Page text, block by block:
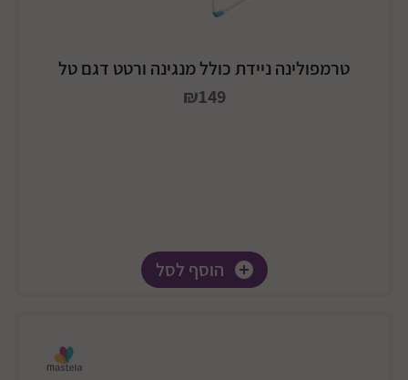
טרמפולינה ניידת כולל מנגינה ורטט דגם טל
₪149
הוסף לסל